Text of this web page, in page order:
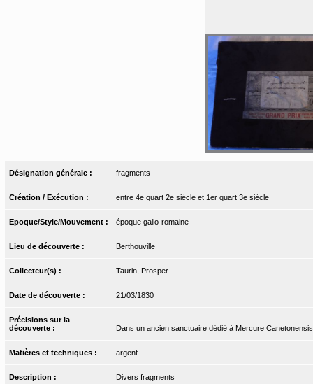
Désignation générale : fragments
Création / Exécution : entre 4e quart 2e siècle et 1er quart 3e siècle
Epoque/Style/Mouvement : époque gallo-romaine
Lieu de découverte : Berthouville
Collecteur(s) : Taurin, Prosper
Date de découverte : 21/03/1830
Précisions sur la
découverte :
Dans un ancien sanctuaire dédié à Mercure
Matières et techniques : argent
Description : Divers fragments